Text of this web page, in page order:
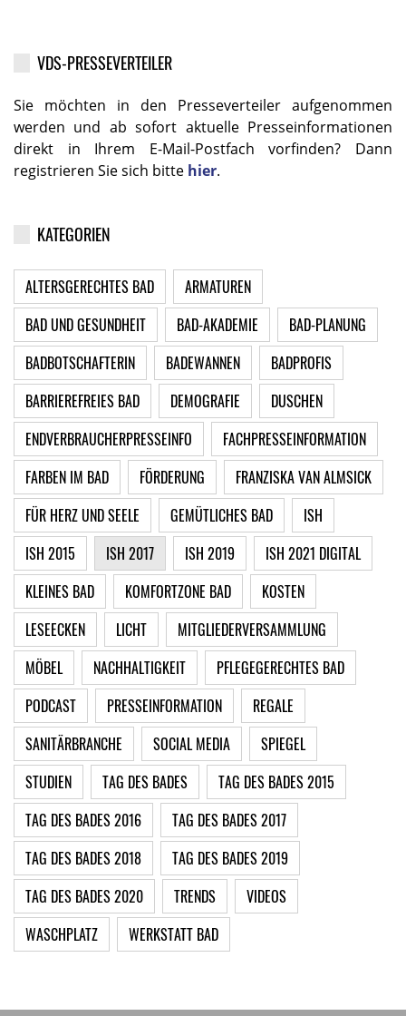
VDS-PRESSEVERTEILER
Sie möchten in den Presseverteiler aufgenommen
werden und ab sofort aktuelle Presseinformationen
direkt in Ihrem E-Mail-Postfach vorfinden? Dann
registrieren Sie sich bitte hier.
KATEGORIEN
ALTERSGERECHTES BAD
ARMATUREN
BAD UND GESUNDHEIT
BAD-AKADEMIE
BAD-PLANUNG
BADBOTSCHAFTERIN
BADEWANNEN
BADPROFIS
BARRIEREFREIES BAD
DEMOGRAFIE
DUSCHEN
ENDVERBRAUCHERPRESSEINFO
FACHPRESSEINFORMATION
FARBEN IM BAD
FÖRDERUNG
FRANZISKA VAN ALMSICK
FÜR HERZ UND SEELE
GEMÜTLICHES BAD
ISH
ISH 2015
ISH 2017 ISH 2019
ISH 2021 DIGITAL
KLEINES BAD
KOMFORTZONE BAD
KOSTEN
LESEECKEN
LICHT
MITGLIEDERVERSAMMLUNG
MÖBEL
NACHHALTIGKEIT
PFLEGEGERECHTES BAD
PODCAST
PRESSEINFORMATION
REGALE
SANITÄRBRANCHE
SOCIAL MEDIA
SPIEGEL
STUDIEN
TAG DES BADES
TAG DES BADES 2015
TAG DES BADES 2016
TAG DES BADES 2017
TAG DES BADES 2018
TAG DES BADES 2019
TAG DES BADES 2020
TRENDS
VIDEOS
WASCHPLATZ
WERKSTATT BAD